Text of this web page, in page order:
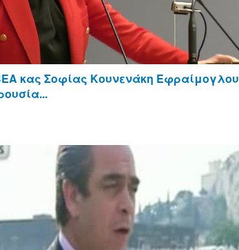
κας Σοφίας Κουνενάκη Εφραίμογλου